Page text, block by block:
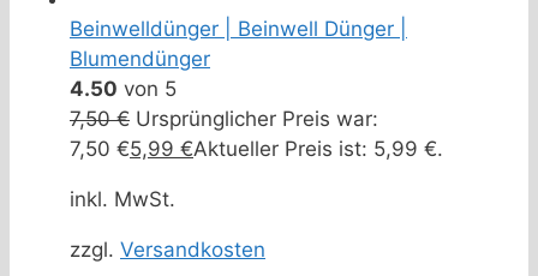
Beinwelldünger | Beinwell Dünger |
Blumendünger
4.50 von 5
7,50€ Ursprünglicher Preis war:
7,50 €5,99 €Aktueller Preis ist: 5,99 €.
inkl. MwSt.
zzgl. Versandkosten